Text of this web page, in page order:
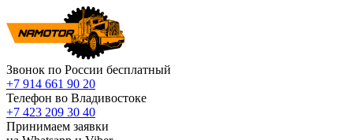
Звонок по России бесплатный
+7 914 661 90 20
Телефон во Владивостоке
+7 423 209 30 40
Принимаем заявки